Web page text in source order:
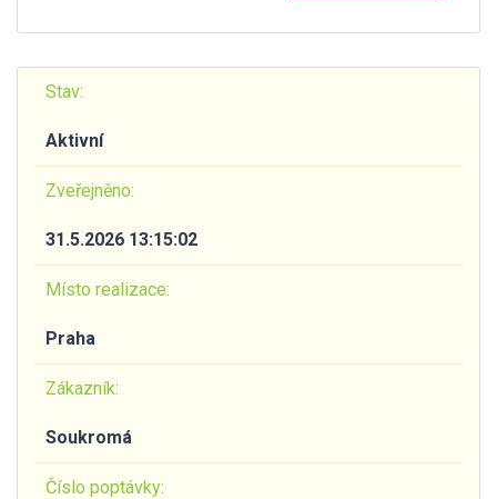
Stav:
Aktivní
Zveřejněno:
31.5.2026 13:15:02
Místo realizace:
Praha
Zákazník:
Soukromá
Číslo poptávky: